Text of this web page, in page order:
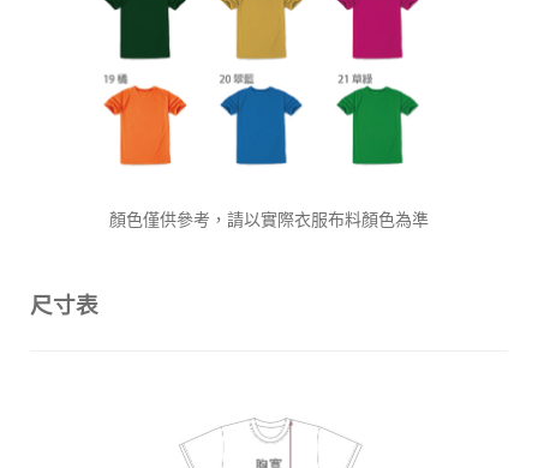
顏色僅供參考，請以實際衣服布料顏色為準
尺寸表